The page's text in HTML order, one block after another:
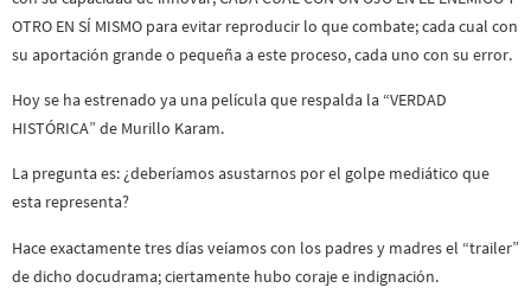
OTRO EN SÍ MISMO para evitar reproducir lo que combate; cada cual con
su aportación grande o pequeña a este proceso, cada uno con su error.
Hoy se ha estrenado ya una película que respalda la “VERDAD
HISTÓRICA” de Murillo Karam.
La pregunta es: ¿deberíamos asustarnos por el golpe mediático que
esta representa?
Hace exactamente tres días veíamos con los padres y madres el “trailer”
de dicho docudrama; ciertamente hubo coraje e indignación.